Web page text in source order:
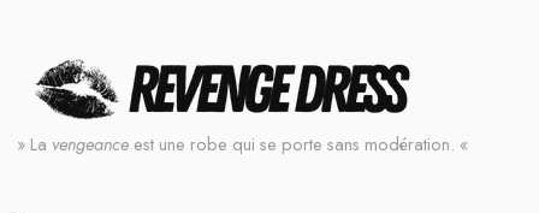
» La vengeance est une robe qui se porte sans modération. «